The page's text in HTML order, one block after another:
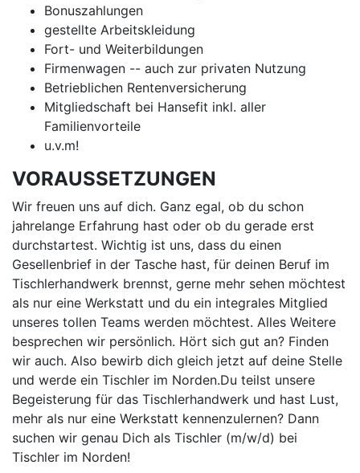
Bonuszahlungen
gestellte Arbeitskleidung
Fort- und Weiterbildungen
Firmenwagen -- auch zur privaten Nutzung
Betrieblichen Rentenversicherung
Mitgliedschaft bei Hansefit inkl. aller
Familienvorteile
u.v.m!
VORAUSSETZUNGEN
Wir freuen uns auf dich. Ganz egal, ob du schon
jahrelange Erfahrung hast oder ob du gerade erst
durchstartest. Wichtig ist uns, dass du einen
Gesellenbrief in der Tasche hast, für deinen Beruf im
Tischlerhandwerk brennst, gerne mehr sehen möchtest
als nur eine Werkstatt und du ein integrales Mitglied
unseres tollen Teams werden möchtest. Alles Weitere
besprechen wir persönlich. Hört sich gut an? Finden
wir auch. Also bewirb dich gleich jetzt auf deine Stelle
und werde ein Tischler im Norden.Du teilst unsere
Begeisterung für das Tischlerhandwerk und hast Lust,
mehr als nur eine Werkstatt kennenzulernen? Dann
suchen wir genau Dich als Tischler (m/w/d) bei
Tischler im Norden!